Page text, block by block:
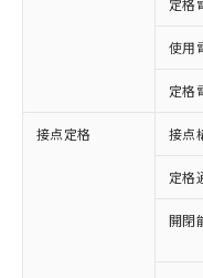
定格
使用
定格
接点定格 接点
定格
開閉
以下の条件を
本サー
商品の当
(税抜)を
当社制
本サー
有に対応した
対応予定なし
非含有に非対
調査・確認中
非含有の対応
非該当品：ラ
害物質有無と
仕入先様の事
「○」：最大
基準値以下で
「×」：最大